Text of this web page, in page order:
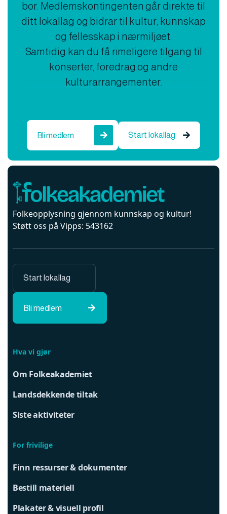
bor. Medlemskontingenten går direkte til
ditt lokallag og bidrar til kultur, kunnskap
og fellesskap i nærmiljøet.
Samtidig kan du få rimeligere tilgang til
konserter, foredrag og andre
kulturarrangementer.
Bli medlem  Start lokallag 
Folkeopplysning gjennom kunnskap og kultur!
Støtt oss på Vipps: 543162
Bli medlem 
Start lokallag
Hva vi gjør
Om Folkeakademiet
Landsdekkende tiltak
Siste aktiviteter
For frivilige
Finn ressurser & dokumenter
Bestill materiell
Plakater & visuell profil